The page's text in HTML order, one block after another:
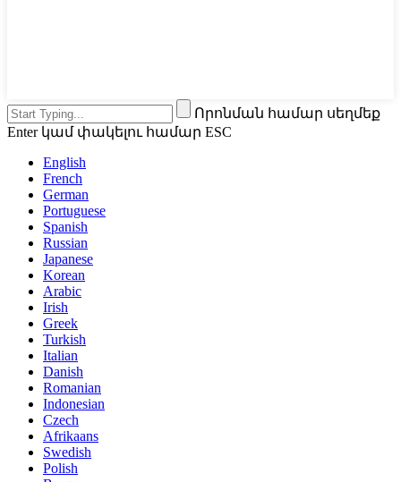
Որոնման համար սեղմեք
Enter կամ փակելու համար ESC
English
French
German
Portuguese
Spanish
Russian
Japanese
Korean
Arabic
Irish
Greek
Turkish
Italian
Danish
Romanian
Indonesian
Czech
Afrikaans
Swedish
Polish